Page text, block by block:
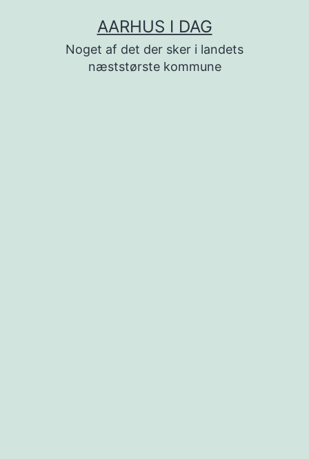
AARHUS I DAG
Noget af det der sker i landets
næststørste kommune